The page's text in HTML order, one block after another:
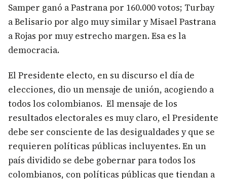
Samper ganó a Pastrana por 160.000 votos; Turbay
a Belisario por algo muy similar y Misael Pastrana
a Rojas por muy estrecho margen. Esa es la
democracia.
El Presidente electo, en su discurso el día de
elecciones, dio un mensaje de unión, acogiendo a
todos los colombianos. El mensaje de los
resultados electorales es muy claro, el Presidente
debe ser consciente de las desigualdades y que se
requieren políticas públicas incluyentes. En un
país dividido se debe gobernar para todos los
colombianos, con políticas públicas que tiendan a